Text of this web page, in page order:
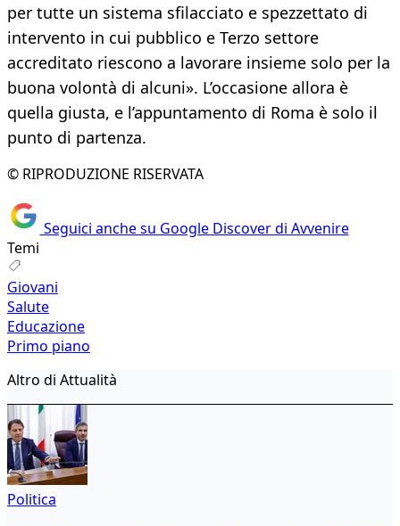
per tutte un sistema sfilacciato e spezzettato di
intervento in cui pubblico e Terzo settore
accreditato riescono a lavorare insieme solo per la
buona volontà di alcuni». L’occasione allora è
quella giusta, e l’appuntamento di Roma è solo il
punto di partenza.
© RIPRODUZIONE RISERVATA
Seguici anche su Google Discover di Avvenire
Temi
Giovani
Salute
Educazione
Primo piano
Altro di Attualità
Politica